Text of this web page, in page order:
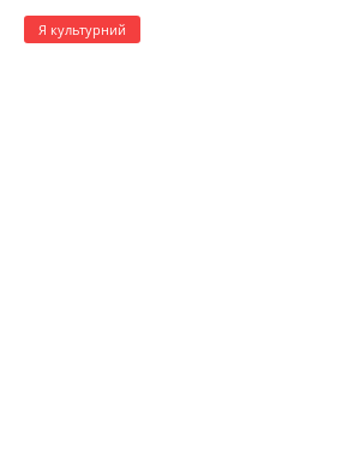
Я культурний